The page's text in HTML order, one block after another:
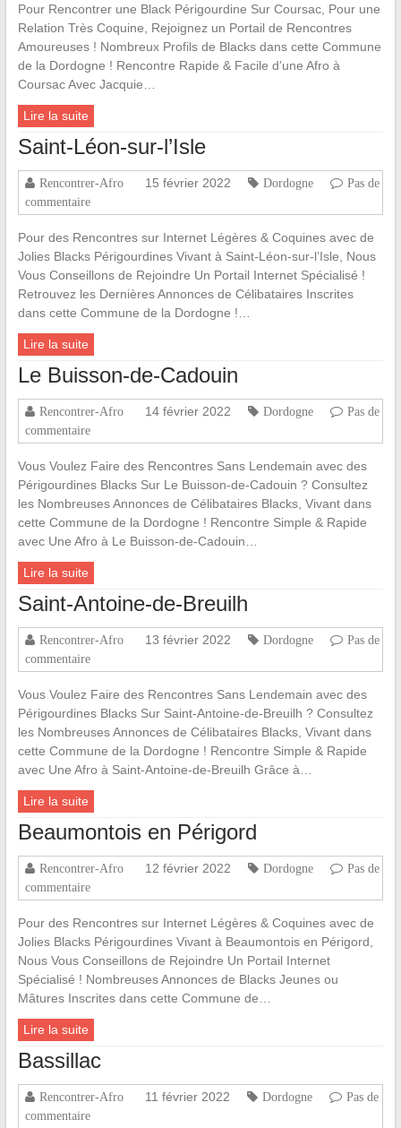
Pour Rencontrer une Black Périgourdine Sur Coursac, Pour une
Relation Très Coquine, Rejoignez un Portail de Rencontres
Amoureuses ! Nombreux Profils de Blacks dans cette Commune
de la Dordogne ! Rencontre Rapide & Facile d’une Afro à
Coursac Avec Jacquie…
Lire la suite
Saint-Léon-sur-l’Isle
Rencontrer-Afro 15 février 2022 Dordogne
Pas de
commentaire
Pour des Rencontres sur Internet Légères & Coquines avec de
Jolies Blacks Périgourdines Vivant à Saint-Léon-sur-l’Isle, Nous
Vous Conseillons de Rejoindre Un Portail Internet Spécialisé !
Retrouvez les Dernières Annonces de Célibataires Inscrites
dans cette Commune de la Dordogne !…
Lire la suite
Le Buisson-de-Cadouin
Rencontrer-Afro 14 février 2022 Dordogne
Pas de
commentaire
Vous Voulez Faire des Rencontres Sans Lendemain avec des
Périgourdines Blacks Sur Le Buisson-de-Cadouin ? Consultez
les Nombreuses Annonces de Célibataires Blacks, Vivant dans
cette Commune de la Dordogne ! Rencontre Simple & Rapide
avec Une Afro à Le Buisson-de-Cadouin…
Lire la suite
Saint-Antoine-de-Breuilh
Rencontrer-Afro 13 février 2022 Dordogne
Pas de
commentaire
Vous Voulez Faire des Rencontres Sans Lendemain avec des
Périgourdines Blacks Sur Saint-Antoine-de-Breuilh ? Consultez
les Nombreuses Annonces de Célibataires Blacks, Vivant dans
cette Commune de la Dordogne ! Rencontre Simple & Rapide
avec Une Afro à Saint-Antoine-de-Breuilh Grâce à…
Lire la suite
Beaumontois en Périgord
Rencontrer-Afro 12 février 2022 Dordogne
Pas de
commentaire
Pour des Rencontres sur Internet Légères & Coquines avec de
Jolies Blacks Périgourdines Vivant à Beaumontois en Périgord,
Nous Vous Conseillons de Rejoindre Un Portail Internet
Spécialisé ! Nombreuses Annonces de Blacks Jeunes ou
Mâtures Inscrites dans cette Commune de…
Lire la suite
Bassillac
Rencontrer-Afro 11 février 2022 Dordogne
Pas de
commentaire